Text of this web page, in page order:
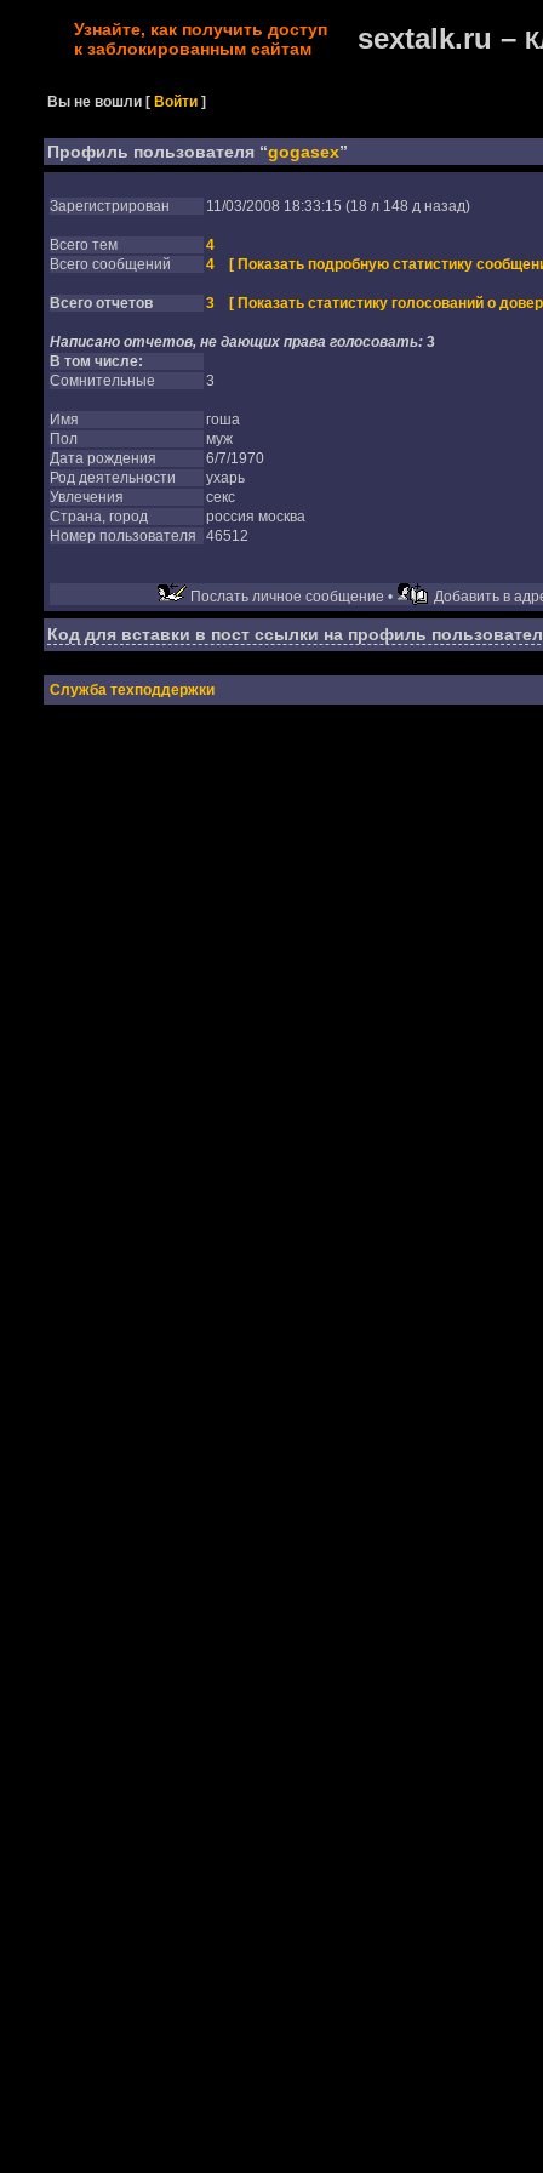
Узнайте, как получить доступ
к заблокированным сайтам
sextalk.ru –
Вы не вошли [Войти ]
Профиль пользователя “gogasex”
Зарегистрирован 11/03/2008 18:33:15 (18 л 148 д назад)
Всего тем
4
Всего сообщений
4 [ Показать подробную статистику
Всего отчетов 3 [ Показать статистику голосований о
Написано отчетов, не дающих права голосовать: 3
В том числе:
Сомнительные
3
Имя
гоша
Пол
муж
Дата рождения
6/7/1970
Род деятельности
ухарь
Увлечения
секс
Страна, город
россия москва
Номер пользователя
46512
Послать личное сообщение • Добавить в
Код для вставки в пост ссылки на профиль
Служба техподдержки